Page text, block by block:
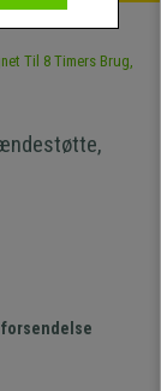
forsendelse